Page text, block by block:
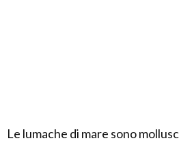
Le lumache di mare sono